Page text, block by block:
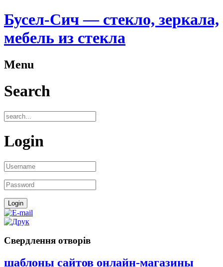
Бусел-Сич — стекло, зеркала,
мебель из стекла
Menu
Search
Login
Свердлення отворів
шаблоны сайтов онлайн-магазины